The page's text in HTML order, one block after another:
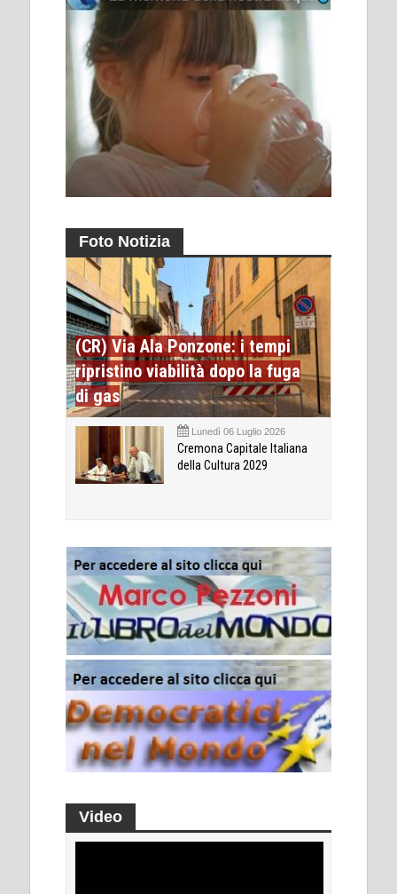
Foto Notizia
(CR) Via Ala Ponzone: i tempi
ripristino viabilità dopo la fuga
di gas
Lunedì 06 Luglio 2026
Cremona Capitale Italiana
della Cultura 2029
Video